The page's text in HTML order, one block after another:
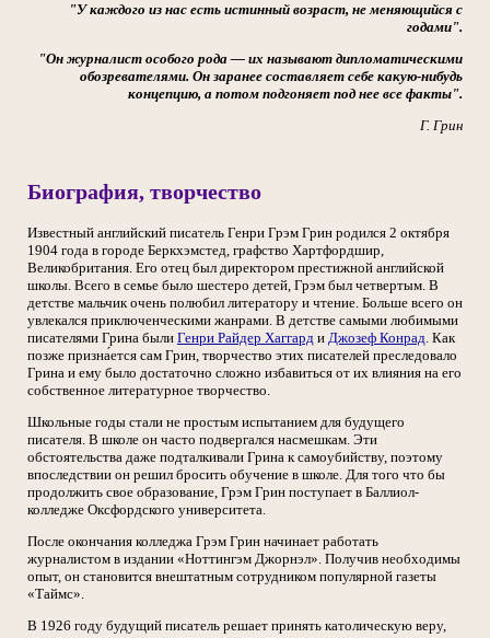
"У каждого из нас есть истинный возраст, не меняющийся с
годами".
"Он журналист особого рода — их называют дипломатическими
обозревателями. Он заранее составляет себе какую-нибудь
концепцию, а потом подгоняет под нее все факты".
Г. Грин
Биография, творчество
Известный английский писатель Генри Грэм Грин родился 2 октября
1904 года в городе Беркхэмстед, графство Хартфордшир,
Великобритания. Его отец был директором престижной английской
школы. Всего в семье было шестеро детей, Грэм был четвертым. В
детстве мальчик очень полюбил литератору и чтение. Больше всего он
увлекался приключенческими жанрами. В детстве самыми любимыми
писателями Грина были Генри Райдер Хаггард и Джозеф Конрад. Как
позже призна́ется сам Грин, творчество этих писателей преследовало
Грина и ему было достаточно сложно избавиться от их влияния на его
собственное литературное творчество.
Школьные годы стали не простым испытанием для будущего
писателя. В школе он часто подвергался насмешкам. Эти
обстоятельства даже подталкивали Грина к самоубийству, поэтому
впоследствии он решил бросить обучение в школе. Для того что бы
продолжить свое образование, Грэм Грин поступает в Баллиол-
колледже Оксфордского университета.
После окончания колледжа Грэм Грин начинает работать
журналистом в издании «Ноттингэм Джорнэл». Получив необходимы
опыт, он становится внештатным сотрудником популярной газеты
«Таймс».
В 1926 году будущий писатель решает принять католическую веру,